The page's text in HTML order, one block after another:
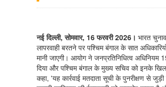
नई दिल्ली, सोमवार, 16 फरवरी 2026। भारत
लापरवाही बरतने पर पश्चिम बंगाल के सात
मानी जाएगी। आयोग ने जनप्रतिनिधित्व
दिया और पश्चिम बंगाल के मुख्य सचिव को इनके
कहा, 'यह कार्रवाई मतदाता सूची के पुनरीक्षण से